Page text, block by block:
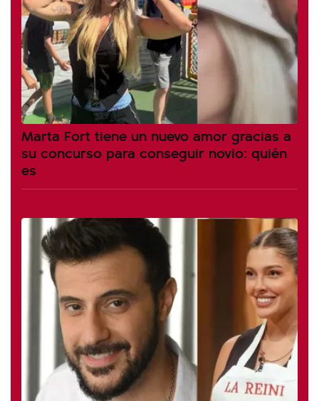
Marta Fort tiene un nuevo amor gracias a
su concurso para conseguir novio: quién
es